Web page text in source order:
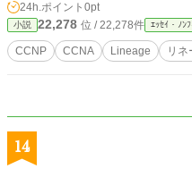
24h.ポイント 0pt
小説 22,278 位 / 22,278件 ｴｯｾｲ・ﾉﾝ
CCNP CCNA Lineage リネ
14